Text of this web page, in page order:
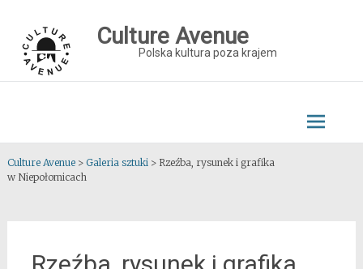
content
Culture Avenue
Polska kultura poza krajem
Culture Avenue> Galeria sztuki> Rzeźba, rysunek i grafika
w Niepołomicach